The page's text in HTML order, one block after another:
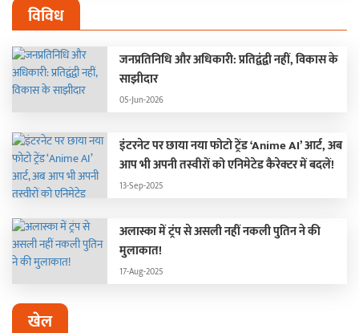
विविध
जनप्रतिनिधि और अधिकारी: प्रतिद्वंद्वी नहीं, विकास के
साझीदार
05-Jun-2026
इंटरनेट पर छाया नया फोटो ट्रेंड ‘Anime AI’ आर्ट, अब
आप भी अपनी तस्वीरों को एनिमेटेड कैरेक्टर में बदलें!
13-Sep-2025
अलास्का में ट्रंप से असली नहीं नकली पुतिन ने की
मुलाकात!
17-Aug-2025
खेल